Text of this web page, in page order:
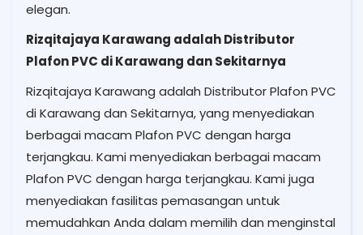
elegan.
Rizqitajaya Karawang adalah Distributor
Plafon PVC di Karawang dan Sekitarnya
Rizqitajaya Karawang adalah Distributor Plafon PVC
di Karawang dan Sekitarnya, yang menyediakan
berbagai macam Plafon PVC dengan harga
terjangkau. Kami menyediakan berbagai macam
Plafon PVC dengan harga terjangkau. Kami juga
menyediakan fasilitas pemasangan untuk
memudahkan Anda dalam memilih dan menginstal